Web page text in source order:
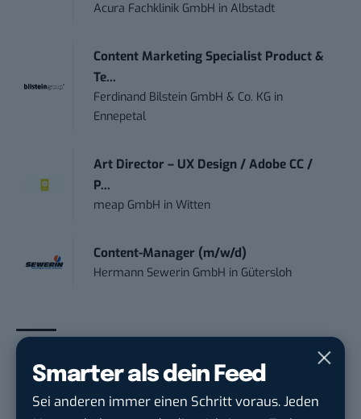
Smarter als dein Feed
Sei anderen immer einen Schritt voraus. Jeden
Acura Fachklinik GmbH inAlbstadt
Content Marketing Specialist Product &
Te...
Ferdinand Bilstein GmbH & Co. KG in
Ennepetal
Art Director – UX Design / Adobe CC /
P...
meap GmbH inWitten
Content-Manager (m/w/d)
Hermann Sewerin GmbH in Gütersloh
THEMEN: AUTO BTLISTICLE MOBILITÄT SNACKABLE